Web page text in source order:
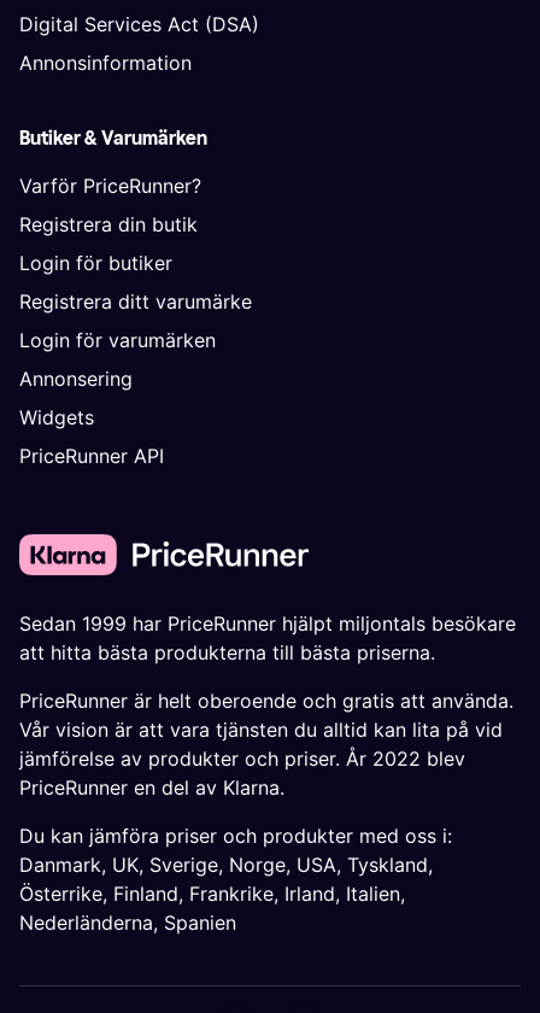
Digital Services Act (DSA)
Annonsinformation
Butiker & Varumärken
Varför PriceRunner?
Registrera din butik
Login för butiker
Registrera ditt varumärke
Login för varumärken
Annonsering
Widgets
PriceRunner API
Sedan 1999 har PriceRunner hjälpt miljontals besökare
att hitta bästa produkterna till bästa priserna.
PriceRunner är helt oberoende och gratis att använda.
Vår vision är att vara tjänsten du alltid kan lita på vid
jämförelse av produkter och priser. År 2022 blev
PriceRunner en del av Klarna.
Du kan jämföra priser och produkter med oss i:
Danmark, UK, Sverige, Norge, USA, Tyskland,
Österrike, Finland, Frankrike, Irland, Italien,
Nederländerna, Spanien